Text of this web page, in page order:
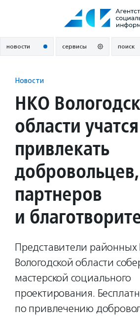
новости сервисы поиск
Новости
НКО
области учатся
привлекать
добровольцев,
партнеров
и
Представители
Вологодской области
мастерской социального
проектирования.
по привлечению